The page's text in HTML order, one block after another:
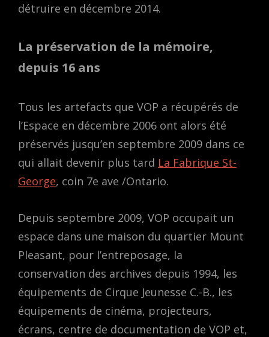
détruire en décembre 2014.
La préservation de la mémoire,
depuis 16 ans
Tous les artefacts que VOP a récupérés de
l’Espace en décembre 2006 ont alors été
préservés jusqu’en septembre 2009 dans ce
qui allait devenir plus tard La Fabrique St-
George, coin 7e ave /Ontario.
Depuis septembre 2009, VOP occupait un
espace dans une maison du quartier Mount
Pleasant, pour l’entreposage, la
conservation des archives depuis 1994, les
équipements de Cirque Jeunesse C.-B., les
équipements de cinéma, projecteurs,
écrans, centre de documentation de VOP et,